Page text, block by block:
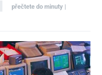
přečtete do minuty |